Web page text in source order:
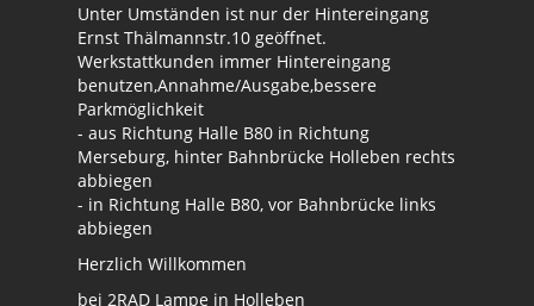
Unter Umständen ist nur der Hintereingang
Ernst Thälmannstr.10 geöffnet.
Werkstattkunden immer Hintereingang
benutzen,Annahme/Ausgabe,bessere
Parkmöglichkeit
- aus Richtung Halle B80 in Richtung
Merseburg, hinter Bahnbrücke Holleben rechts
abbiegen
- in Richtung Halle B80, vor Bahnbrücke links
abbiegen
Herzlich Willkommen
bei 2RAD Lampe in Holleben